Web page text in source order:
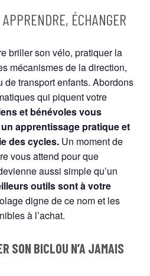
ÉCHANGER
briller son vélo, pratiquer la
mécanismes de la direction,
de transport enfants. Abordons
qui piquent votre
et bénévoles vous
apprentissage pratique et
des cycles. Un moment de
vous attend pour que
aussi simple qu’un
outils sont à votre
digne de ce nom et les
à l’achat.
SON BICLOU N’A JAMAIS